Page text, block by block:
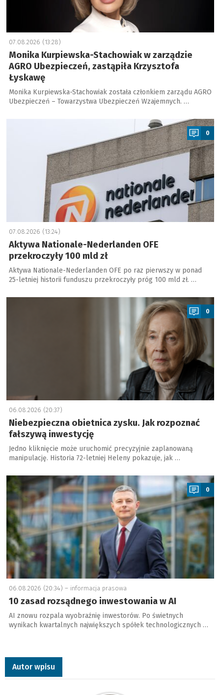
07.08.2026 (13:28)
Monika Kurpiewska-Stachowiak w zarządzie
AGRO Ubezpieczeń, zastąpiła Krzysztofa
Łyskawę
Monika Kurpiewska-Stachowiak została członkiem zarządu AGRO
Ubezpieczeń – Towarzystwa Ubezpieczeń Wzajemnych. …
0
07.08.2026 (13:24)
Aktywa Nationale-Nederlanden OFE
przekroczyły 100 mld zł
Aktywa Nationale-Nederlanden OFE po raz pierwszy w ponad
25-letniej historii funduszu przekroczyły próg 100 mld zł. …
a
0
06.08.2026 (20:37)
Niebezpieczna obietnica zysku. Jak rozpoznać
fałszywą inwestycję
Jedno kliknięcie może uruchomić precyzyjnie zaplanowaną
manipulację. Historia 72-letniej Heleny pokazuje, jak …
a
0
06.08.2026 (20:34) – informacja prasowa
10 zasad rozsądnego inwestowania w AI
AI znowu rozpala wyobraźnię inwestorów. Po świetnych
wynikach kwartalnych największych spółek technologicznych …
Autor wpisu